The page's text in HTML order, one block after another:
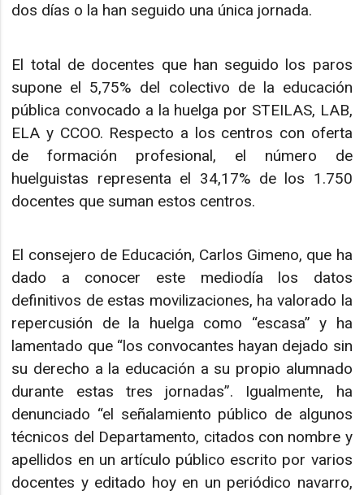
dos días o la han seguido una única jornada.
El total de docentes que han seguido los paros
supone el 5,75% del colectivo de la educación
pública convocado a la huelga por STEILAS, LAB,
ELA y CCOO. Respecto a los centros con oferta
de formación profesional, el número de
huelguistas representa el 34,17% de los 1.750
docentes que suman estos centros.
El consejero de Educación, Carlos Gimeno, que ha
dado a conocer este mediodía los datos
definitivos de estas movilizaciones, ha valorado la
repercusión de la huelga como “escasa” y ha
lamentado que “los convocantes hayan dejado sin
su derecho a la educación a su propio alumnado
durante estas tres jornadas”. Igualmente, ha
denunciado “el señalamiento público de algunos
técnicos del Departamento, citados con nombre y
apellidos en un artículo público escrito por varios
docentes y editado hoy en un periódico navarro,